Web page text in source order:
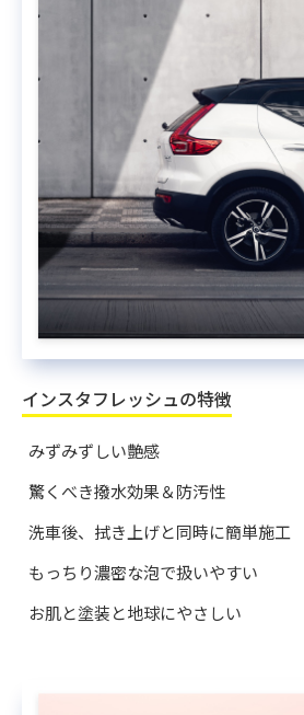
インスタフレッシュの特徴
みずみずしい艶感
驚くべき撥水効果＆防汚性
洗車後、拭き上げと同時に簡単施工
もっちり濃密な泡で扱いやすい
お肌と塗装と地球にやさしい